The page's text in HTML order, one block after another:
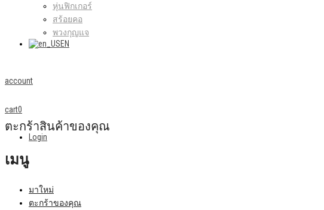
หุ่นฟิกเกอร์
สร้อยคอ
พวงกุญแจ
EN
account
Login
cart0
ตะกร้าสินค้าของคุณ
เมนู
มาใหม่
ตะกร้าของคุณ